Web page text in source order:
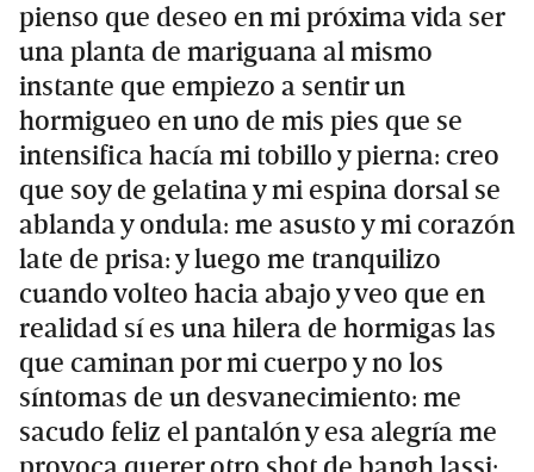
pienso que deseo en mi próxima vida ser
una planta de mariguana al mismo
instante que empiezo a sentir un
hormigueo en uno de mis pies que se
intensifica hacía mi tobillo y pierna: creo
que soy de gelatina y mi espina dorsal se
ablanda y ondula: me asusto y mi corazón
late de prisa: y luego me tranquilizo
cuando volteo hacia abajo y veo que en
realidad sí es una hilera de hormigas las
que caminan por mi cuerpo y no los
síntomas de un desvanecimiento: me
sacudo feliz el pantalón y esa alegría me